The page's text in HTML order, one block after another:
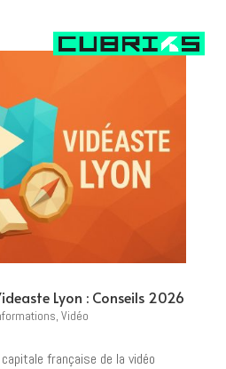
Lyon : Conseils 2026
, Vidéo
française de la vidéo